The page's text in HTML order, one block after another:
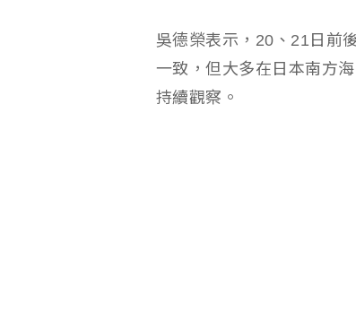
吳德榮表示，20、21日前
一致，但大多在日本南方
持續觀察。